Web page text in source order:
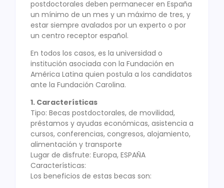
postdoctorales deben permanecer en España
un mínimo de un mes y un máximo de tres, y
estar siempre avalados por un experto o por
un centro receptor español.
En todos los casos, es la universidad o
institución asociada con la Fundación en
América Latina quien postula a los candidatos
ante la Fundación Carolina.
1. Características
Tipo: Becas postdoctorales, de movilidad,
préstamos y ayudas económicas, asistencia a
cursos, conferencias, congresos, alojamiento,
alimentación y transporte
Lugar de disfrute: Europa, ESPAÑA
Características:
Los beneficios de estas becas son: